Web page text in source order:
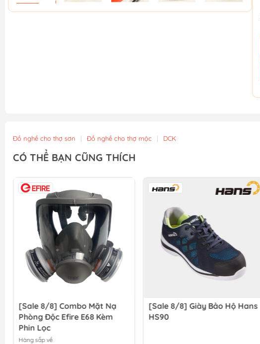
Đồ nghề cho thợ sơn | Đồ nghề cho thợ mộc | DCK
CÓ THỂ BẠN CŨNG THÍCH
[Sale 8/8] Combo Mặt Nạ
Phòng Độc Efire E68 Kèm
Phin Lọc
Hàng sắp về
[Sale 8/8] Giày Bảo Hộ Hans
HS90